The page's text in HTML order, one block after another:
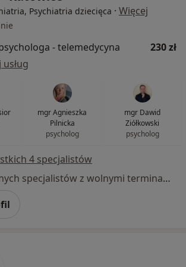
Psychiatria dziecięca · Więcej
- telemedycyna
230 zł
mgr Agnieszka
Pilnicka
psycholog
mgr Dawid
Ziółkowski
psycholog
4 specjalistów
Brak dostępnych specjalistów z wolnymi terminami w tym centrum medycznym.